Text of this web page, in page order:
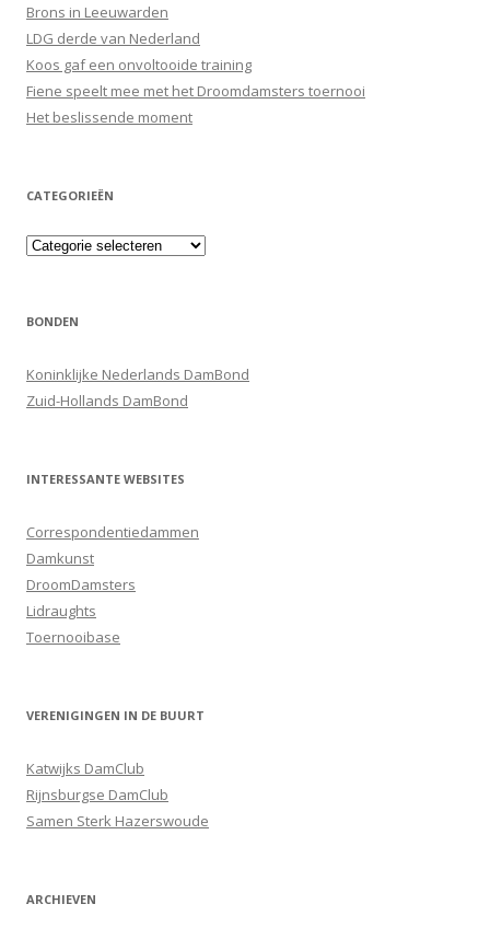
Brons in Leeuwarden
LDG derde van Nederland
Koos gaf een onvoltooide training
Fiene speelt mee met het Droomdamsters toernooi
Het beslissende moment
CATEGORIEËN
Categorieën
BONDEN
Koninklijke Nederlands DamBond
Zuid-Hollands DamBond
INTERESSANTE WEBSITES
Correspondentiedammen
Damkunst
DroomDamsters
Lidraughts
Toernooibase
VERENIGINGEN IN DE BUURT
Katwijks DamClub
Rijnsburgse DamClub
Samen Sterk Hazerswoude
ARCHIEVEN